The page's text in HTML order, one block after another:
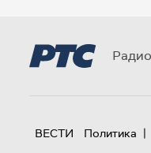
ВЕСТИ Политика |